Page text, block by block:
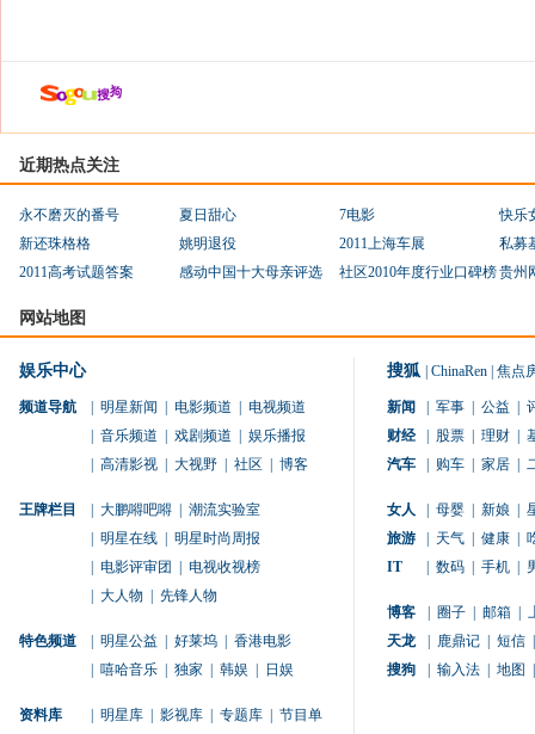
近期热点关注
永不磨灭的番号 夏日甜心 7电影
快乐
新还珠格格
姚明退役 2011上海车展
私募
2011高考试题答案
感动中国十大母亲评选 社区2010年度行业口碑榜贵州
网站地图
娱乐中心
频道导航 明星新闻 电影频道
电视频道
音乐频道 戏剧频道
娱乐播报
高清影视 大视野 社区 博客
王牌栏目 大鹏嘚吧嘚
潮流实验室
明星在线
明星时尚周报
电影评审团
电视收视榜
大人物 先锋人物
特色频道 明星公益 好莱坞
香港电影
嘻哈音乐 独家 韩娱 日娱
资料库 明星库 影视库 专题库
节目单
搜狐 ChinaRen 焦点
新闻 军事 公益
财经
股票 理财
汽车
购车 家居
女人 母婴 新娘
旅游
天气 健康
IT
数码 手机
博客 圈子 邮箱
天龙
鹿鼎记 短信
搜狗
输入法 地图